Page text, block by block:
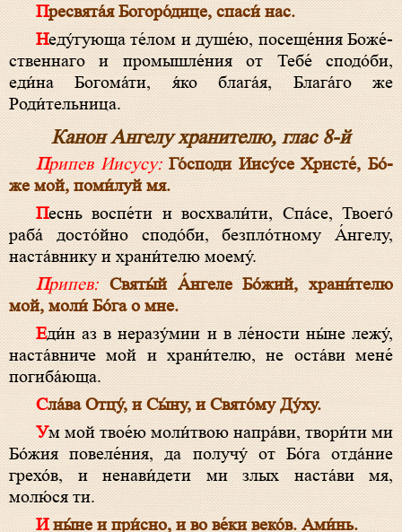
Пре­свя­та́я Бо­го­ро́­ди­це, спа­си́ нас.
Неду́гующа те́лом и душе́ю, посеще́ния Бо­же́­
ст­веннаго и промышле́ния от Тебе́ сподо́би,
еди́на Бо­гома́­ти, я́ко бла­га́я, Бла­га́го же
Роди́тельница.
Канон Ангелу хранителю, глас 8-й
Припев Иисусу: Го́споди Ии­су́­се Хри­сте́, Бо́­
же мой, поми́луй мя.
Песнь воспе́ти и восхвали́ти, Спа́­се, Твоего́
раба́ досто́йно сподо́би, безпло́тному А́н­ге­лу,
наста́внику и храни́телю моему́.
Припев: Свя­ты́й А́н­ге­ле Бо́­жий, храни́телю
мой, моли́ Бо́­га о мне.
Еди́н аз в неразу́мии и в ле́ности ны́не лежу́,
наста́вниче мой и храни́телю, не оста́ви мене́
погиба́юща.
Сла́ва От­цу́, и Сы́­ну, и Свя­то́­му Ду́­ху.
Ум мой твое́ю мо­ли́т­вою напра́ви, твори́ти ми
Бо́­жия повеле́ния, да получу́ от Бо́­га отда́ние
грехо́в, и ненави́дети ми злых наста́ви мя,
молю́ся ти.
И ны́не и при́сно, и во ве́ки веко́в. Ами́нь.